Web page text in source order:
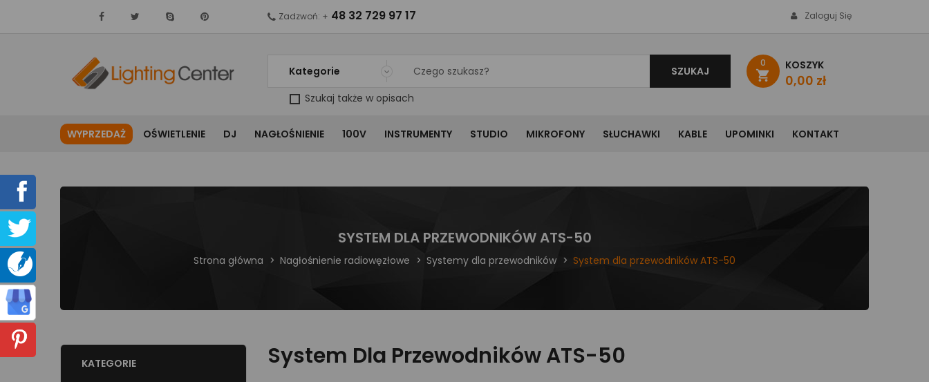
Kategorie
SZUKAJ
Szukaj także w opisach
0
shopping_cart
KOSZYK
0,00 zł
Zadzwoń: + 48 32 729 97 17 Zaloguj Się
WYPRZEDAŻ OŚWIETLENIE DJ NAGŁOŚNIENIE 100V INSTRUMENTY STUDIO MIKROFONY SŁUCHAWKI KABLE UPOMINKI KONTAKT
SYSTEM DLA PRZEWODNIKÓW ATS-50
Strona główna Nagłośnienie radiowęzłowe Systemy dla przewodników System dla przewodników ATS-50
KATEGORIE System Dla Przewodników ATS-50